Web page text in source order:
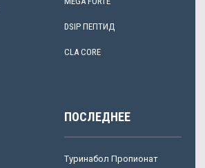
DSIP ПЕПТИД
CLA CORE
ПОСЛЕДНЕЕ
Туринабол Пропионат